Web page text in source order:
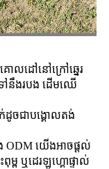
ោលដៅនៅក្រៅឆ្នេរ
ៅនឹងរបង ដើមឈើ
ច​ជា​បង្គោល​តង់​
ODM យើងអាចផ្តល់
ព ឬដេរឡូហ្គោផ្ទាល់